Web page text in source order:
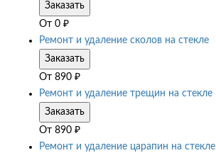
Заказать
От 0 ₽
Ремонт и удаление сколов на стекле
Заказать
От 890 ₽
Ремонт и удаление трещин на стекле
Заказать
От 890 ₽
Ремонт и удаление царапин на стекле